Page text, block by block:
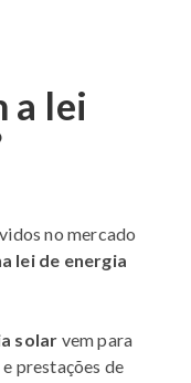
a lei
no mercado
lei de energia
solar vem para
prestações de